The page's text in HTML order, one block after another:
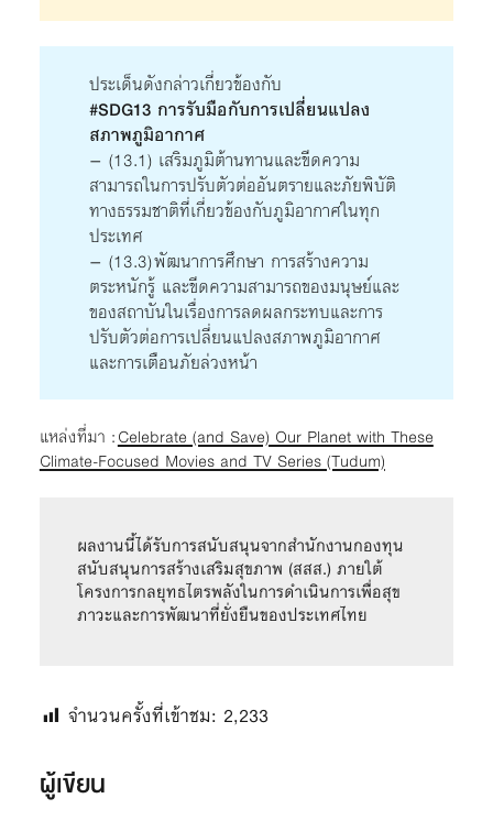
ประเด็นดังกล่าวเกี่ยวข้องกับ
#SDG13 การรับมือกับการเปลี่ยนแปลง
สภาพภูมิอากาศ
– (13.1) เสริมภูมิต้านทานและขีดความ
สามารถในการปรับตัวต่ออันตรายและภัยพิบัติ
ทางธรรมชาติที่เกี่ยวข้องกับภูมิอากาศในทุก
ประเทศ
– (13.3) พัฒนาการศึกษา การสร้างความ
ตระหนักรู้ และขีดความสามารถของมนุษย์และ
ของสถาบันในเรื่องการลดผลกระทบและการ
ปรับตัวต่อการเปลี่ยนแปลงสภาพภูมิอากาศ
และการเตือนภัยล่วงหน้า
แหล่งที่มา :Celebrate (and Save) Our Planet with These
Climate-Focused Movies and TV Series (Tudum)
ผลงานนี้ได้รับการสนับสนุนจากสำนักงานกองทุน
สนับสนุนการสร้างเสริมสุขภาพ (สสส.) ภายใต้
โครงการกลยุทธไตรพลังในการดำเนินการเพื่อสุข
ภาวะและการพัฒนาที่ยั่งยืนของประเทศไทย
จำนวนครั้งที่เข้าชม: 2,233
ผู้เขียน